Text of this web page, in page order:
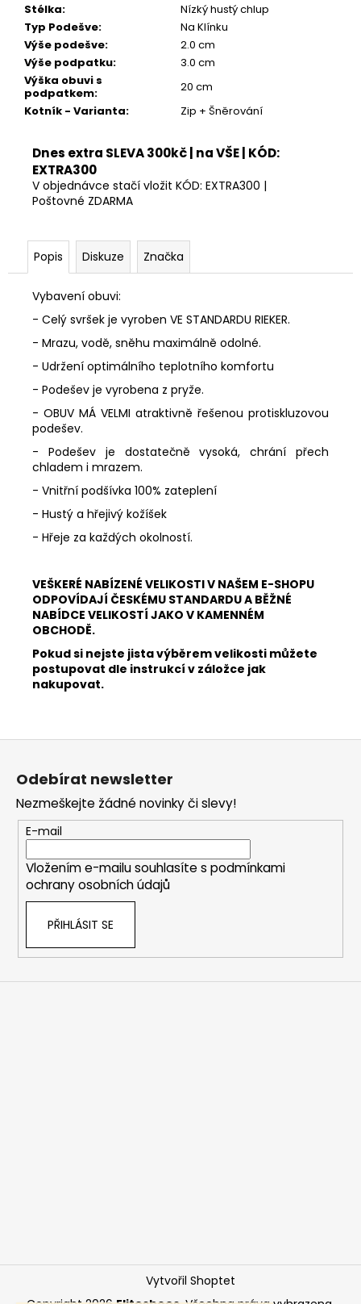
Stélka:
Nízký hustý chlup
Typ Podešve:
Na Klínku
Výše podešve:
2.0 cm
Výše podpatku:
3.0 cm
Výška obuvi s
podpatkem:
20 cm
Kotník - Varianta: Zip + Šněrování
Dnes extra SLEVA 300kč | na VŠE | KÓD:
EXTRA300
V objednávce stačí vložit KÓD: EXTRA300 |
Poštovné ZDARMA
Popis Diskuze Značka
Vybavení obuvi:
- Celý svršek je vyroben VE STANDARDU RIEKER.
- Mrazu, vodě, sněhu maximálně odolné.
- Udržení optimálního teplotního komfortu
- Podešev je vyrobena z pryže.
- OBUV MÁ VELMI atraktivně řešenou protiskluzovou
podešev.
- Podešev je dostatečně vysoká, chrání přech
chladem i mrazem.
- Vnitřní podšívka 100% zateplení
- Hustý a hřejivý kožíšek
- Hřeje za každých okolností.
VEŠKERÉ NABÍZENÉ VELIKOSTI V NAŠEM E-SHOPU
ODPOVÍDAJÍ ČESKÉMU STANDARDU A BĚŽNÉ
NABÍDCE VELIKOSTÍ JAKO V KAMENNÉM
OBCHODĚ.
Pokud si nejste jista výběrem velikosti můžete
postupovat dle instrukcí v záložce jak
nakupovat.
Z
Odebírat newsletter
Nezmeškejte žádné novinky či slevy!
E-mail
Vložením e-mailu souhlasíte s podmínkami
ochrany osobních údajů
PŘIHLÁSIT SE
Vytvořil Shoptet